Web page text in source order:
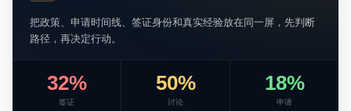
把政策、申请时间线、签证身份和真实经验放在同一屏，先判断
路径，再决定行动。
32%
签证
50%
讨论
18%
申请